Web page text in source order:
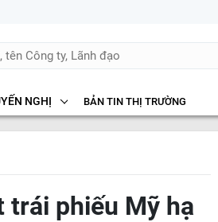
NGHỊ BẢN TIN THỊ TRƯỜNG
trái phiếu Mỹ hạ